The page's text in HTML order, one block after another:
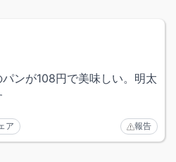
ンが108円で美味しい。明太
ア 報告